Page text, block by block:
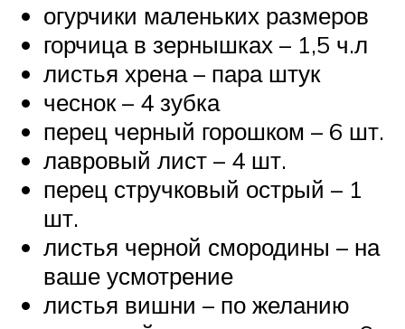
огурчики маленьких размеров
горчица в зернышках – 1,5 ч.л
листья хрена – пара штук
чеснок – 4 зубка
перец черный горошком – 6 шт.
лавровый лист – 4 шт.
перец стручковый острый – 1
шт.
листья черной смородины – на
ваше усмотрение
листья вишни – по желанию